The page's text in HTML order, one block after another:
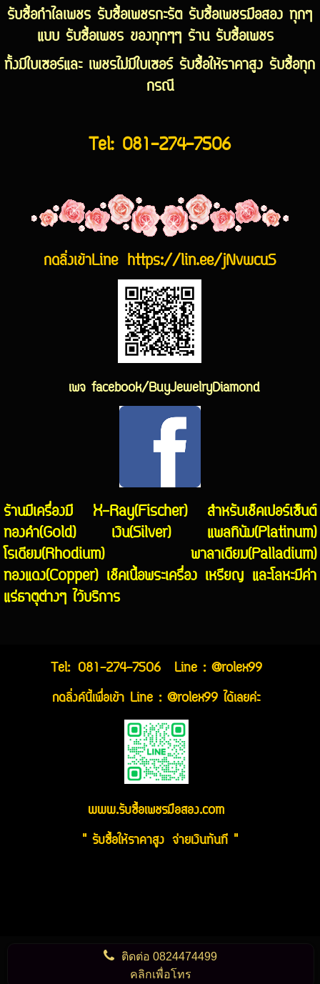
รับซื้อกำไลเพชร รับซื้อเพชรกะรัต รับซื้อเพชรมือสอง ทุกๆ
แบบ รับซื้อเพชร ของทุกๆๆ ร้าน รับซื้อเพชร
ทั้งมีใบเซอร์และ เพชรไม่มีใบเซอร์ รับซื้อให้ราคาสูง รับซื้อทุก
กรณี
Tel: 081-274-7506
กดลิ่งเข้าLine https://lin.ee/jNvwcuS
เพจ facebook/BuyJewelryDiamond
ร้านมีเครื่องมี X-Ray(Fischer) สำหรับเช็คเปอร์เซ็นต์
ทองคำ(Gold) เงิน(Silver) แพลทินัม(Platinum)
โรเดียม(Rhodium) พาลาเดียม(Palladium)
ทองแดง(Copper) เช็คเนื้อพระเครื่อง เหรียญ และโลหะมีค่า
แร่ธาตุต่างๆ ไว้บริการ
Tel: 081-274-7506
Line : @rolex99
กดลิ่งค์นี้เพื่อเข้า Line : @rolex99 ได้เลยค่ะ
www.รับซื้อเพชรมือสอง.com
" รับซื้อให้ราคาสูง จ่ายเงินทันที "
ติดต่อ0824474499
คลิกเพื่อโทร